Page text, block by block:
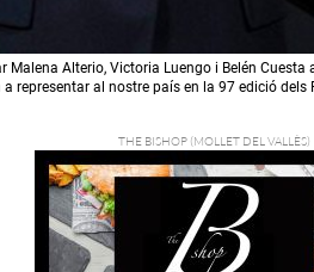
Alterio, Victoria Luengo i Belén Cuesta
representar al nostre país en la 97 edició dels